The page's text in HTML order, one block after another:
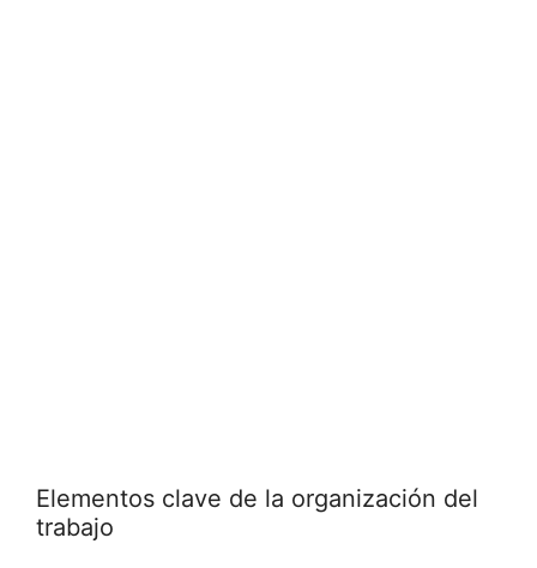
Elementos clave de la organización del
trabajo